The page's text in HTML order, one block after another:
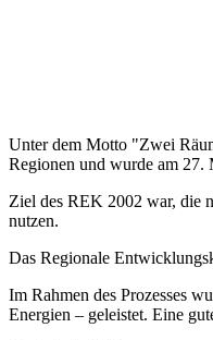
Unter dem Motto "Zwei
Regionen und wurde am
Ziel des REK 2002 war, die
nutzen.
Das Regionale
Im Rahmen des Prozesses
Energien – geleistet. Eine